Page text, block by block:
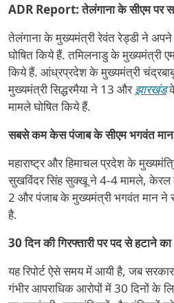
ADR Report: तेलंगाना के सीएम पर
तेलंगाना के मुख्यमंत्री रेवंत रेड्डी ने
घोषित किये हैं. तमिलनाडु के मुख्यमंत्री
किये हैं. आंध्रप्रदेश के मुख्यमंत्री
मुख्यमंत्री सिद्धरमैया ने 13 औरझारखंड
मामले घोषित किये हैं.
सबसे कम केस पंजाब के सीएम भगवंत मान
महाराष्ट्र और हिमाचल प्रदेश के
सुखविंदर सिंह सुक्खू ने 4-4 मामले, केरल
2 और पंजाब के मुख्यमंत्री भगवंत मान ने
है.
30 दिन की गिरफ्तारी पर पद से हटाने का
यह रिपोर्ट ऐसे समय में आयी है, जब
गंभीर आपराधिक आरोपों में 30 दिनों के